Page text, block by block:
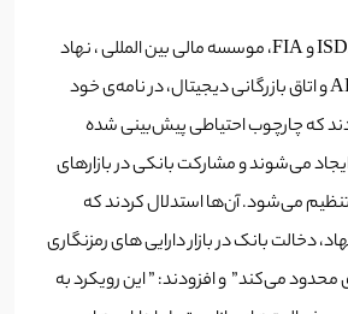
انجمن‌های مشتقه ISDA و FIA، موسسه مالی بین المللی ، نهاد
بازارهای اروپایی AFME و اتاق بازرگانی دیجیتال، در نامه‌ی خود
که چارچوب احتیاطی پیش‌بینی شده
می‌شوند و مشارکت بانکی در بازارهای
می‌شود. آن‌ها استدلال کردند که
دخالت بانک در بازار دارایی های رمزنگاری
محدود می‌کند” و افزودند: ” این رویکرد به